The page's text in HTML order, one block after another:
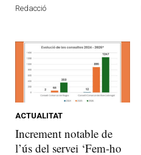
Redacció
ACTUALITAT
Increment notable de
l’ús del servei ‘Fem-ho